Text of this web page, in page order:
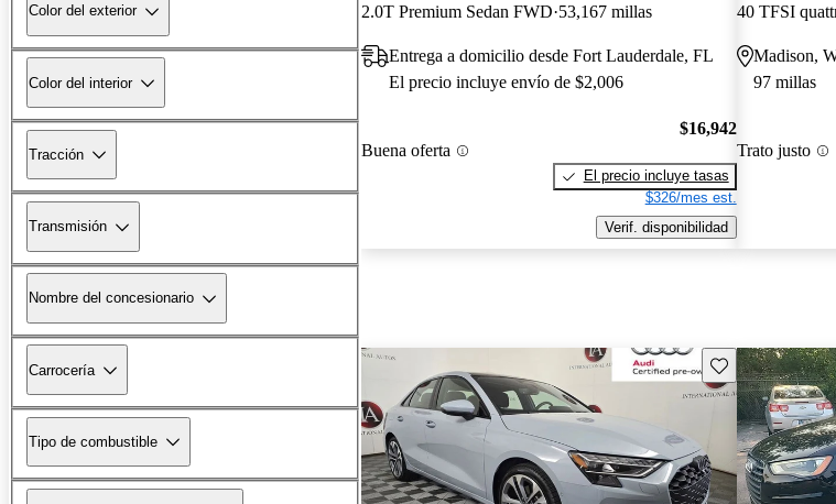
Color del exterior
Color del interior
Tracción
Transmisión
Nombre del concesionario
Carrocería
Tipo de combustible
2.0T Premium Sedan FWD 53,167 millas
Entrega a domicilio desde Fort Lauderdale, FL
El precio incluye envío de $2,006
Buena oferta
$16,942
El precio incluye tasas
$326/mes est.
Verif. disponibilidad
40 TFSI
Madison,
97 millas
Trato justo
Guarda este Aviso